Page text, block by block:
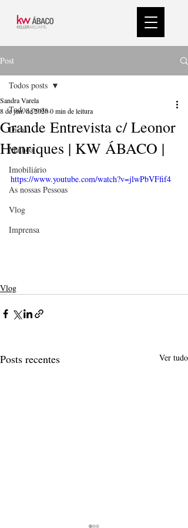
Post
Todos posts
Dicas
Malhoa
Imobiliário
As nossas Pessoas
Vlog
Imprensa
Todos posts
Grande Entrevista c/ Leonor
Henriques | KW ÁBACO |
Sandra Varela
8 de jun. de 20200 min de leitura
https://www.youtube.com/watch?v=jlwPbVFfif4
Vlog
Posts recentes Ver tudo